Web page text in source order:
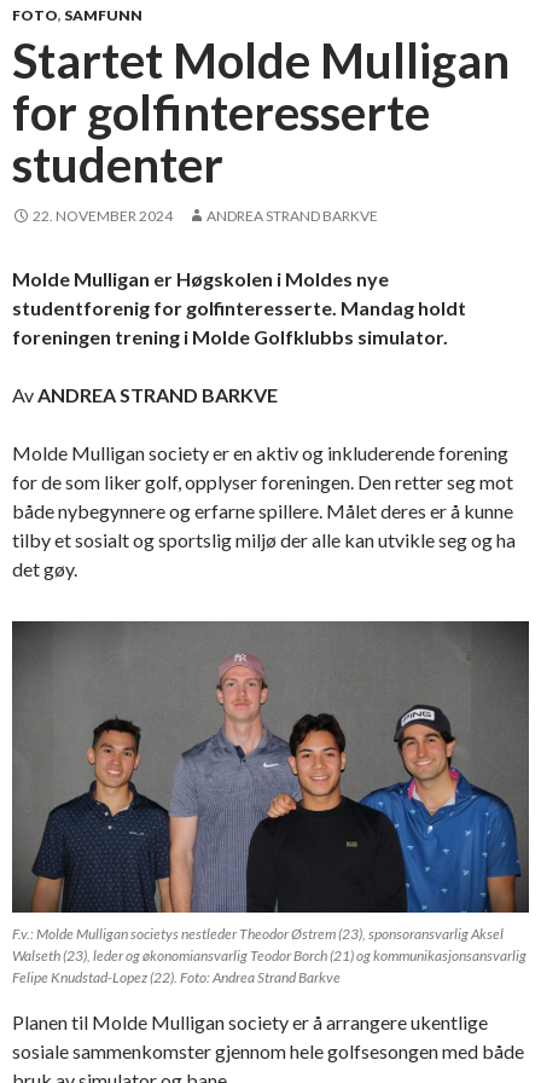
FOTO, SAMFUNN
Startet Molde Mulligan
for golfinteresserte
studenter
22. NOVEMBER 2024 ANDREA STRAND BARKVE
Molde Mulligan er Høgskolen i Moldes nye
studentforenig for golfinteresserte. Mandag holdt
foreningen trening i Molde Golfklubbs simulator.
AvANDREA STRAND BARKVE
Molde Mulligan society er en aktiv og inkluderende forening
for de som liker golf, opplyser foreningen. Den retter seg mot
både nybegynnere og erfarne spillere. Målet deres er å kunne
tilby et sosialt og sportslig miljø der alle kan utvikle seg og ha
det gøy.
F.v.: Molde Mulligan societys nestleder Theodor Østrem (23), sponsoransvarlig Aksel
Walseth (23), leder og økonomiansvarlig Teodor Borch (21) og kommunikasjonsansvarlig
Felipe Knudstad-Lopez (22). Foto: Andrea Strand Barkve
Planen til Molde Mulligan society er å arrangere ukentlige
sosiale sammenkomster gjennom hele golfsesongen med både